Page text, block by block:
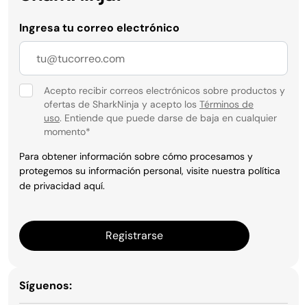
Ingresa tu correo electrónico
Acepto recibir correos electrónicos sobre productos y
ofertas de SharkNinja y acepto los Términos de
uso. Entiende que puede darse de baja en cualquier
momento*
Para obtener información sobre cómo procesamos y
protegemos su información personal, visite nuestra política
de privacidad aquí.
Registrarse
Síguenos: